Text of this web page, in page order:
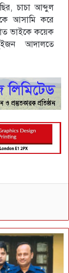
চাচা আব্দুল
আসামি করে
ভাইকে কয়েক
আদালতে